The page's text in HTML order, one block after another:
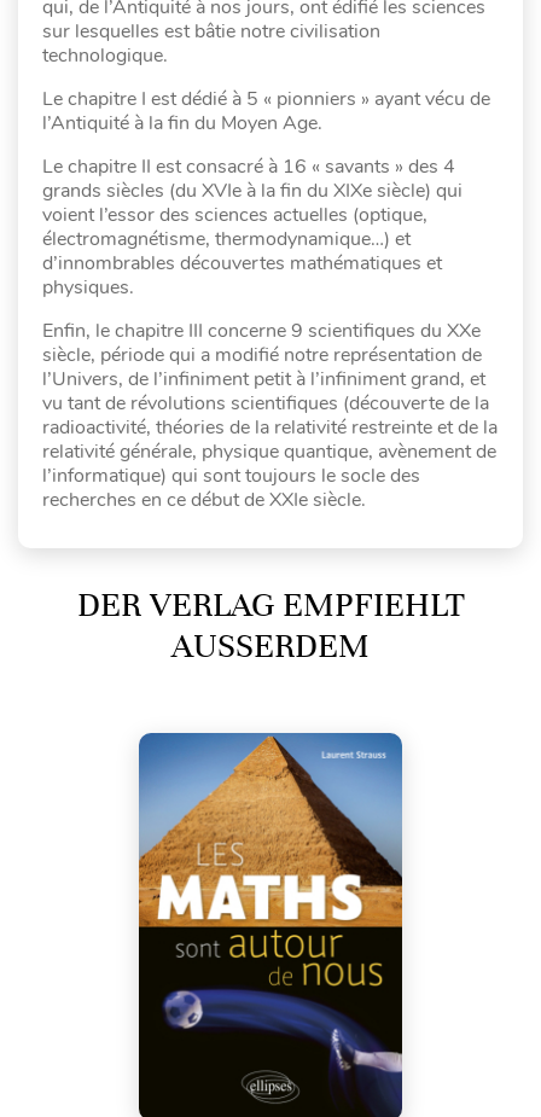
qui, de l’Antiquité à nos jours, ont édifié les sciences
sur lesquelles est bâtie notre civilisation
technologique.
Le chapitre I est dédié à 5 « pionniers » ayant vécu de
l’Antiquité à la fin du Moyen Age.
Le chapitre II est consacré à 16 « savants » des 4
grands siècles (du XVIe à la fin du XIXe siècle) qui
voient l’essor des sciences actuelles (optique,
électromagnétisme, thermodynamique…) et
d’innombrables découvertes mathématiques et
physiques.
Enfin, le chapitre III concerne 9 scientifiques du XXe
siècle, période qui a modifié notre représentation de
l’Univers, de l’infiniment petit à l’infiniment grand, et
vu tant de révolutions scientifiques (découverte de la
radioactivité, théories de la relativité restreinte et de la
relativité générale, physique quantique, avènement de
l’informatique) qui sont toujours le socle des
recherches en ce début de XXIe siècle.
DER VERLAG EMPFIEHLT
AUSSERDEM